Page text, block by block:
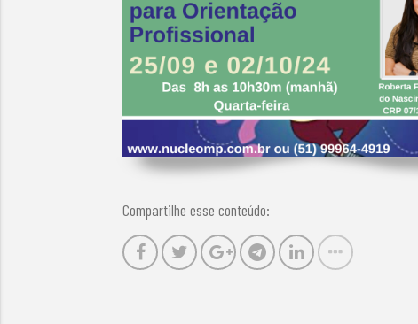
Compartilhe esse conteúdo: